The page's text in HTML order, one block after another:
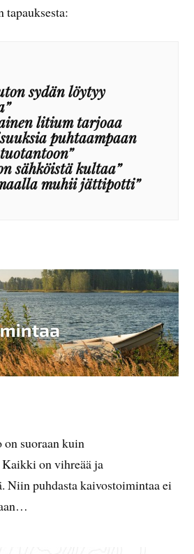
tapauksesta:
sydän löytyy
litium tarjoaa
puhtaampaan
sähköistä kultaa”
muhii jättipotti”
suoraan kuin
on vihreää ja
Niin puhdasta kaivostoimintaa ei